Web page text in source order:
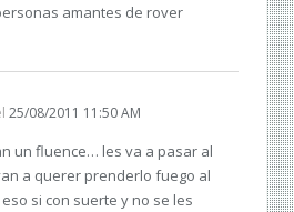
amantes de rover
25/08/2011 11:50 AM
un fluence… les va a pasar al
a querer prenderlo fuego al
si con suerte y no se les